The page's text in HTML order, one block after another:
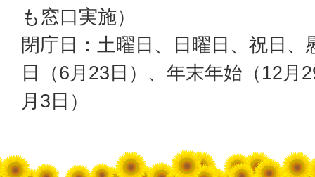
も窓口実施）
閉庁日：土曜日、日曜日、祝日、
日（6月23日）、年末年始（12月
月3日）